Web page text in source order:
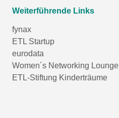
Weiterführende Links
fynax
ETL Startup
eurodata
Women´s Networking Lounge
ETL-Stiftung Kinderträume